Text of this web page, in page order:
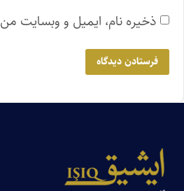
ذخیره نام، ایمیل و وبسایت